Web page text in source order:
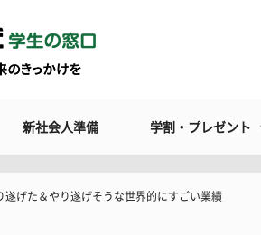
新社会人準備 学割・プレゼント
遂げた＆やり遂げそうな世界的にすごい業績